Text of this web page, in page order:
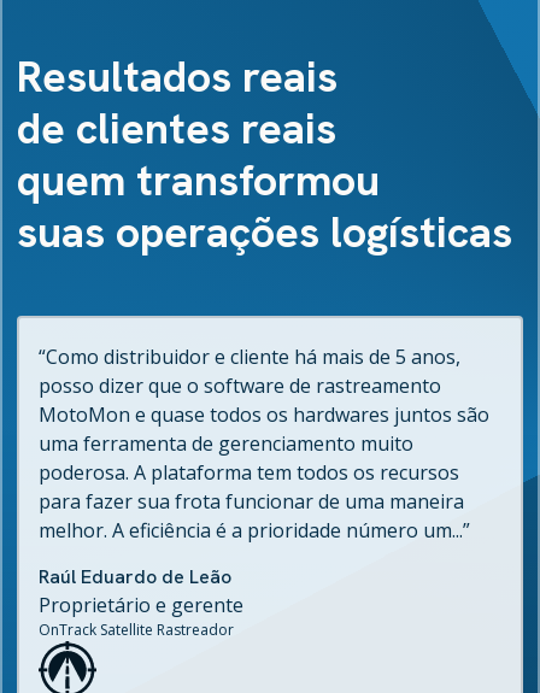
Resultados reais
de clientes reais
quem transformou
suas operações logísticas
“Como distribuidor e cliente há mais de 5 anos,
posso dizer que o software de rastreamento
MotoMon e quase todos os hardwares juntos são
uma ferramenta de gerenciamento muito
poderosa. A plataforma tem todos os recursos
para fazer sua frota funcionar de uma maneira
melhor. A eficiência é a prioridade número um...”
Raúl Eduardo de Leão
Proprietário e gerente
OnTrack Satellite Rastreador